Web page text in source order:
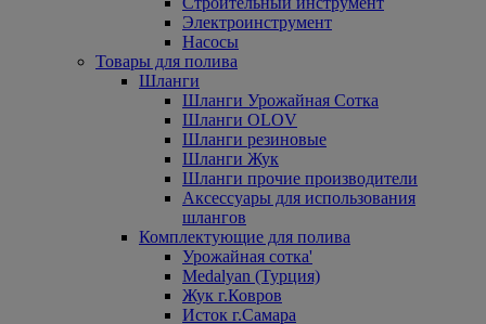
Электроинструмент
Насосы
Товары для полива
Шланги
Шланги Урожайная Сотка
Шланги OLOV
Шланги резиновые
Шланги Жук
Шланги прочие производители
Аксессуары для использования
шлангов
Комплектующие для полива
Урожайная сотка'
Medalyan (Турция)
Жук г.Ковров
Исток г.Самара